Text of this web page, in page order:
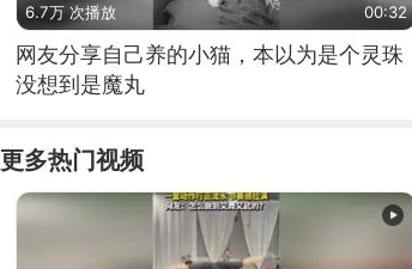
6.7万 次播放 00:32
网友分享自己养的小猫，本以为是个灵珠
没想到是魔丸
更多热门视频